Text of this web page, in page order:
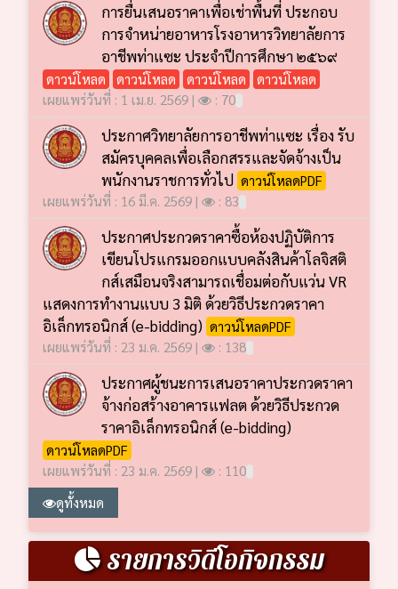
การยื่นเสนอราคาเพื่อเช่าพื้นที่ ประกอบ
การจำหน่ายอาหารโรงอาหารวิทยาลัยการ
อาชีพท่าแซะ ประจำปีการศึกษา ๒๕๖๙
ดาวน์โหลด ดาวน์โหลด ดาวน์โหลด
ดาวน์โหลด
เผยแพร่วันที่ : 1 เม.ย. 2569 |
: 70
ประกาศวิทยาลัยการอาชีพท่าแซะ เรื่อง รับ
สมัครบุคคลเพื่อเลือกสรรและจัดจ้างเป็น
พนักงานราชการทั่วไป ดาวน์โหลดPDF
เผยแพร่วันที่ : 16 มี.ค. 2569 |
: 83
ประกาศประกวดราคาซื้อห้องปฏิบัติการ
เขียนโปรแกรมออกแบบคลังสินค้าโลจิสติ
กส์เสมือนจริงสามารถเชื่อมต่อกับแว่น VR
แสดงการทำงานแบบ 3 มิติ ด้วยวิธีประกวดราคา
อิเล็กทรอนิกส์ (e-bidding) ดาวน์โหลดPDF
เผยแพร่วันที่ : 23 ม.ค. 2569 |
: 138
ประกาศผู้ชนะการเสนอราคาประกวดราคา
จ้างก่อสร้างอาคารแฟลต ด้วยวิธีประกวด
ราคาอิเล็กทรอนิกส์ (e-bidding)
ดาวน์โหลดPDF
เผยแพร่วันที่ : 23 ม.ค. 2569 |
: 110
ดูทั้งหมด
รายการวิดีโอกิจกรรม